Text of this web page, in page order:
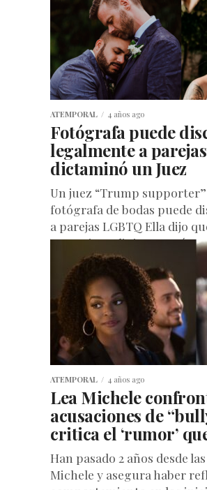
ATEMPORAL 4 años ago
Fotógrafa puede
legalmente a
dictaminó un Juez
Un juez “Trump
fotógrafa de bodas puede
a parejas LGBTQ Ella dijo
creencias religiosas serían
ATEMPORAL 4 años ago
Lea Michele
acusaciones de
critica el ‘rumor’
Han pasado 2 años desde
Michele y asegura haber